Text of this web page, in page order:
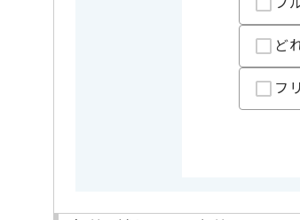
週5日をリモートでの作業を想定して
現場での作業が必要な場合はご相談
取引実績のある企業の案件です。
これまでの経験を活かしてご活躍い
ぜひ一度、ご商談で雰囲気を掴んで
ど
フ